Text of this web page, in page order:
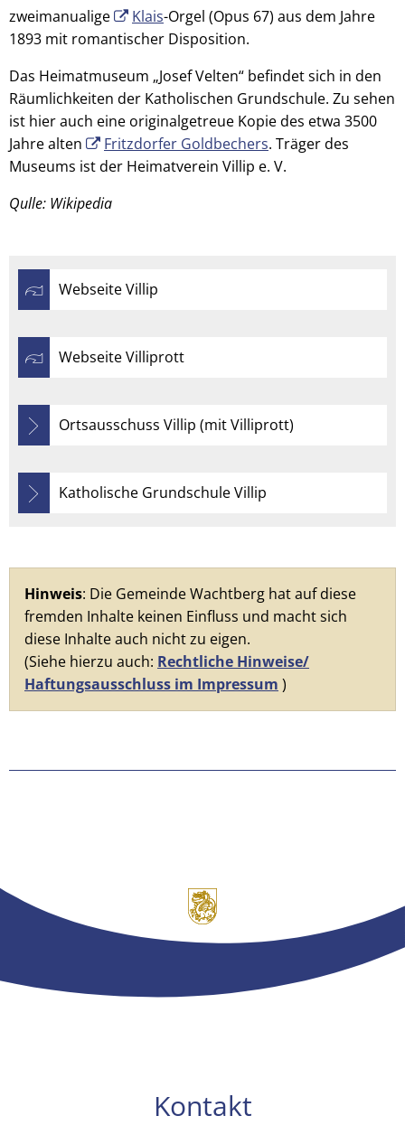
zweimanualige
Klais-Orgel (Opus 67) aus dem Jahre
1893 mit romantischer Disposition.
Das Heimatmuseum „Josef Velten“ befindet sich in den
Räumlichkeiten der Katholischen Grundschule. Zu sehen
ist hier auch eine originalgetreue Kopie des etwa 3500
Jahre alten
Fritzdorfer Goldbechers. Träger des
Museums ist der Heimatverein Villip e. V.
Qulle: Wikipedia
Webseite Villip
Webseite Villiprott
Ortsausschuss Villip (mit Villiprott)
Katholische Grundschule Villip
Hinweis: Die Gemeinde Wachtberg hat auf diese
fremden Inhalte keinen Einfluss und macht sich
diese Inhalte auch nicht zu eigen.
(Siehe hierzu auch: Rechtliche Hinweise/
Haftungsausschluss im Impressum )
Kontakt